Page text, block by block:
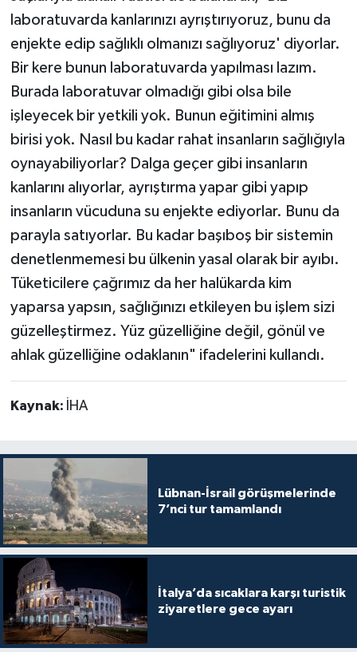
laboratuvarda kanlarınızı ayrıştırıyoruz, bunu da
enjekte edip sağlıklı olmanızı sağlıyoruz' diyorlar.
Bir kere bunun laboratuvarda yapılması lazım.
Burada laboratuvar olmadığı gibi olsa bile
işleyecek bir yetkili yok. Bunun eğitimini almış
birisi yok. Nasıl bu kadar rahat insanların sağlığıyla
oynayabiliyorlar? Dalga geçer gibi insanların
kanlarını alıyorlar, ayrıştırma yapar gibi yapıp
insanların vücuduna su enjekte ediyorlar. Bunu da
parayla satıyorlar. Bu kadar başıboş bir sistemin
denetlenmemesi bu ülkenin yasal olarak bir ayıbı.
Tüketicilere çağrımız da her halükarda kim
yaparsa yapsın, sağlığınızı etkileyen bu işlem sizi
güzelleştirmez. Yüz güzelliğine değil, gönül ve
ahlak güzelliğine odaklanın" ifadelerini kullandı.
Kaynak: İHA
Lübnan-İsrail görüşmelerinde
7’nci tur tamamlandı
İtalya’da sıcaklara karşı turistik
ziyaretlere gece ayarı